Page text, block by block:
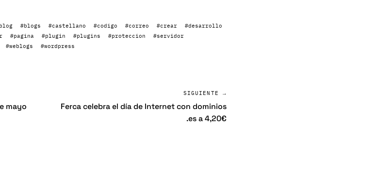
#blogs #castellano #codigo #correo #crear
#desarrollo
#pagina #plugin #plugins #proteccion
#servidor
#weblogs #wordpress
mayo
SIGUIENTE →
Ferca celebra el día de Internet con dominios
.es a 4,20€